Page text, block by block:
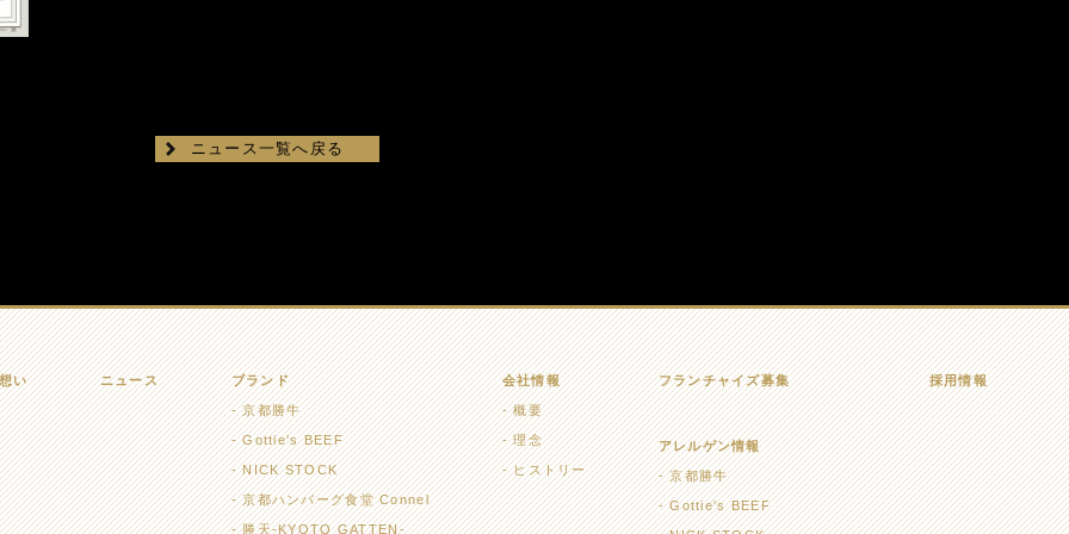
ニュース一覧へ戻る
い ニュース ブランド
京都勝牛
Gottie's BEEF
NICK STOCK
京都ハンバーグ食堂 Connel
勝天-KYOTO GATTEN-
会社情報
概要
理念
ヒストリー
フランチャイズ募集
アレルゲン情報
京都勝牛
Gottie's BEEF
採用情報